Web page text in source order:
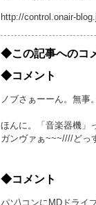
http://control.onair-
◆この記事へのコ
◆コメント
ノブさぁーーん。無事
ほんに。「音楽器機」
ガンヴァぁ~~~////どっ
◆コメント
パソ\コンにMDドライ